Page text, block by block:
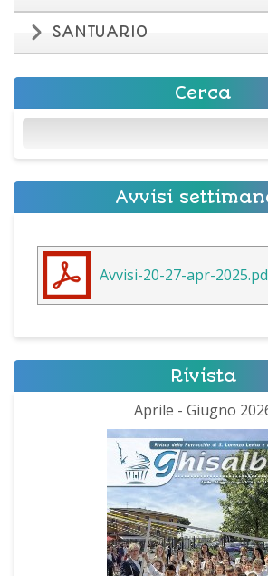
SANTUARIO
Cerca
Cerca
Avvisi
Avvisi-20-27-apr-
Rivista
Aprile - Giugno